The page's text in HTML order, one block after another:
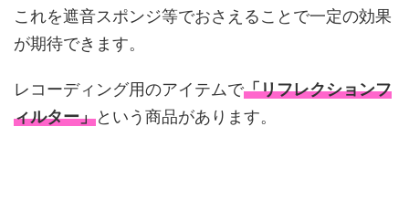
これを遮音スポンジ等でおさえることで一定の効果
が期待できます。
レコーディング用のアイテムで「リフレクションフ
ィルター」という商品があります。